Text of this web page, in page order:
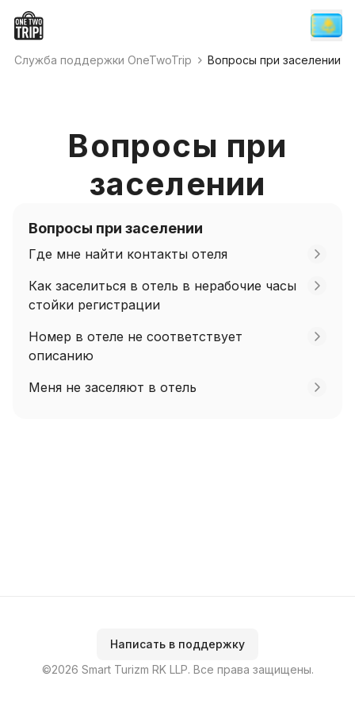
Служба поддержки OneTwoTrip Вопросы при заселении
Вопросы при
заселении
Вопросы при заселении
Где мне найти контакты отеля
Как заселиться в отель в нерабочие часы
стойки регистрации
Номер в отеле не соответствует
описанию
Меня не заселяют в отель
Написать в поддержку
©2026 Smart Turizm RK LLP. Все права защищены.